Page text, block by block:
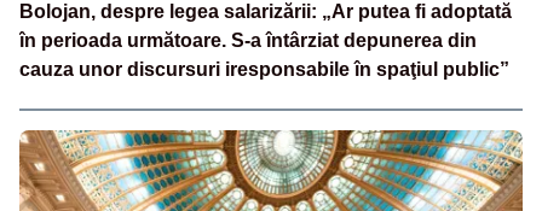
Bolojan, despre legea salarizării: „Ar putea fi adoptată
în perioada următoare. S-a întârziat depunerea din
cauza unor discursuri iresponsabile în spaţiul public”